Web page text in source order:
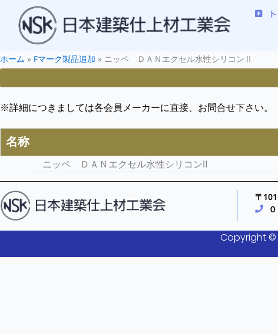
ホーム » Fマーク製品追加 » ニッペ ＤＡＮエクセル水性シリコンⅡ
※詳細につきましては各会員メーカーに直接、お問合せ下さい。
名称
ニッペ ＤＡＮエクセル水性シリコンⅡ
〒
Copyright ©